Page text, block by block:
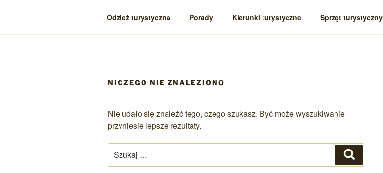
Odzież turystyczna Porady Kierunki turystyczne Sprzęt turystyczny
NICZEGO NIE ZNALEZIONO
Nie udało się znaleźć tego, czego szukasz. Być może wyszukiwanie
przyniesie lepsze rezultaty.